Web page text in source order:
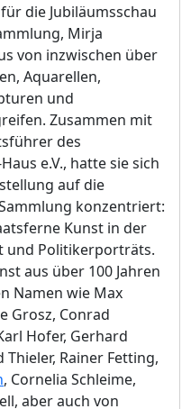
die Jubiläumsschau
Mirja
von inzwischen über
Aquarellen,
und
Zusammen mit
des
e.V., hatte sie sich
auf die
konzentriert:
Kunst in der
und Politikerporträts.
aus über 100 Jahren
Namen wie Max
Grosz, Conrad
Hofer, Gerhard
Rainer Fetting,
, Cornelia Schleime,
aber auch von